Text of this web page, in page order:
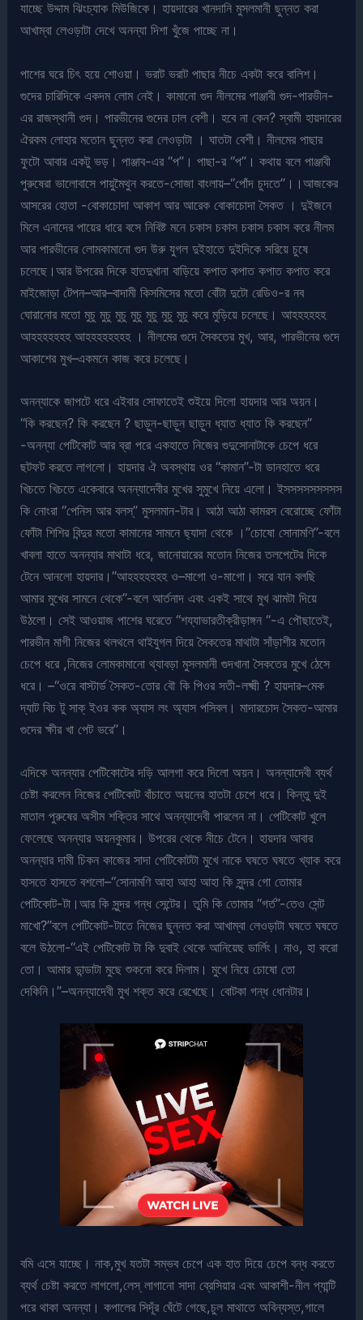
যাচ্ছে উদ্দাম ঝিংচ্যাক মিউজিকে। হায়দারের খানদানি মুসলমানী ছুন্নত করা
আখাম্বা লেওড়াটা দেখে অনন্যা দিশা খুঁজে পাচ্ছে না।
পাশের ঘরে চিৎ হয়ে শোওয়া। ভরাট ভরাট পাছার নীচে একটা করে বালিশ।
গুদের চারিদিকে একদম লোম নেই। কামানো গুদ নীলমের পাঞ্জাবী গুদ-পারভীন-
এর রাজস্থানী গুদ। পারভীনের গুদের ঢাল বেশী। হবে না কেন? স্বামী হায়দারের
ঐরকম লোহার মতোন ছুন্নত করা লেওড়াটা । ঘাতটা বেশী। নীলমের পাছার
ফুটো আবার একটু ভড়। পাঞ্জাব-এর “প”। পাছা-র “প”। কথায় বলে পাঞ্জাবী
পুরুষেরা ভালোবাসে পায়ুমৈথুন করতে-সোজা বাংলায়–“পোঁদ চুদতে”।।আজকের
আসরের হোতা -বোকাচোদা আকাশ আর আরেক বোকাচোদা সৈকত । দুইজনে
মিলে এনাদের পায়ের ধারে বসে নিবিষ্ট মনে চকাস চকাস চকাস চকাস করে নীলম
আর পারভীনের লোমকামানো গুদ উরু যুগল দুইহাতে দুইদিকে সরিয়ে চুষে
চলেছে।আর উপরের দিকে হাতদুখানা বাড়িয়ে কপাত কপাত কপাত কপাত করে
মাইজোড়া টেপন–আর–বাদামী কিসমিসের মতো বোঁটা দুটো রেডিও-র নব
ঘোরানোর মতো মুচু মুচু মুচু মুচু মুচু মুচু মুচু করে মুড়িয়ে চলেছে। আহহহহহহ
আহহহহহহহ আহহহহহহহহ । নীলমের গুদে সৈকতের মুখ, আর, পারভীনের গুদে
আকাশের মুখ–একমনে কাজ করে চলেছে।
অনন্যাকে জাপটে ধরে এইবার সোফাতেই শুইয়ে দিলো হায়দার আর অয়ন।
“কি করছেন? কি করছেন ? ছাড়ুন-ছাড়ুন ছাড়ুন ধ্যাত ধ্যাত কি করছেন”
-অনন্যা পেটিকোট আর ব্রা পরে একহাতে নিজের গুদুসোনাটাকে চেপে ধরে
ছটফট করতে লাগলো। হায়দার ঐ অবস্থায় ওর “কামান”-টা ডানহাতে ধরে
খিচতে খিচতে একেবারে অনন্যাদেবীর মুখের সুমুখে নিয়ে এলো। ইসসসসসসসসস
কি নোংরা “পেনিস আর বলস্” মুসলমান-টার। আঠা আঠা কামরস বেরোচ্ছে ফোঁটা
ফোঁটা শিশির বিন্দুর মতো কামানের সামনে ছ্যাদা থেকে ।”চোষো সোনামণি”-বলে
খাবলা হাতে অনন্যার মাথাটা ধরে, জানোয়ারের মতোন নিজের তলপেটের দিকে
টেনে আনলো হায়দার।”আহহহহহহহ ও–মাগো ও-মাগো। সরে যান বলছি
আমার মুখের সামনে থেকে”-বলে আর্তনাদ এবং একই সাথে মুখ ঝামটা দিয়ে
উঠলো। সেই আওয়াজ পাশের ঘরেতে “শয্যাভারতীক্রীড়াঙ্গন “-এ পৌছাতেই,
পারভীন মাগী নিজের থলথলে থাইযুগল দিয়ে সৈকতের মাথাটা সাঁড়াশীর মতোন
চেপে ধরে ,নিজের লোমকামানো থ্যাবড়া মুসলমানী গুদখানা সৈকতের মুখে ঠেসে
ধরে। –“ওরে বাস্টার্ড সৈকত-তোর বৌ কি পিওর সতী-লক্ষ্মী ? হায়দার–মেক
দ্যাট বিচ টু সাক্ ইওর কক অ্যাস লং অ্যাস পসিবল। মাদারচোদ সৈকত-আমার
গুদের ক্ষীর খা পেট ভরে”।
এদিকে অনন্যার পেটিকোটের দড়ি আলগা করে দিলো অয়ন। অনন্যাদেবী ব্যর্থ
চেষ্টা করলেন নিজের পেটিকোট বাঁচাতে অয়নের হাতটা চেপে ধরে। কিন্তু দুই
মাতাল পুরুষের অসীম শক্তির সাথে অনন্যাদেবী পারলেন না। পেটিকোট খুলে
ফেলেছে অনন্যার অয়নকুমার। উপরের থেকে নীচে টেনে। হায়দার আবার
অনন্যার দামী চিকন কাজের সাদা পেটিকোটটা মুখে নাকে ঘষতে ঘষতে খ্যাক করে
হাসতে হাসতে বশলো–“সোনামণি আহা আহা আহা কি সুন্দর গো তোমার
পেটিকোট-টা।আর কি সুন্দর গন্ধ সেন্টের। তুমি কি তোমার “গর্ত”-তেও সেন্ট
মাখো?”বলে পেটিকোট-টাতে নিজের ছুন্নত করা আখাম্বা লেওড়াটা ঘষতে ঘষতে
বলে উঠলো-“এই পেটিকোট টা কি দুবাই থেকে আনিয়েছ ডার্লিং। নাও, হা করো
তো। আমার ডান্ডাটা মুছে শুকনো করে দিলাম। মুখে নিয়ে চোষো তো
দেকিনি।”–অনন্যাদেবী মুখ শক্ত করে রেখেছে। বোটকা গন্ধ ধোনটার।
বমি এসে যাচ্ছে। নাক,মুখ যতটা সম্ভব চেপে এক হাত দিয়ে চেপে বন্ধ করতে
ব্যর্থ চেষ্টা করতে লাগলো,লেস্ লাগানো সাদা ব্রেসিয়ার এবং আকাশী-নীল প্যান্টি
পরে থাকা অনন্যা। কপালের সিদূঁর ঘেঁটে গেছে,চুল মাথাতে অবিন্যস্ত,গালে